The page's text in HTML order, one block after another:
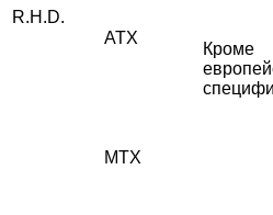
R.H.D.
ATX
Кроме
MTX